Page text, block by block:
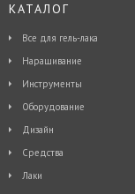
КАТАЛОГ
Все для гель-лака
Наращивание
Инструменты
Оборудование
Дизайн
Средства
Лаки